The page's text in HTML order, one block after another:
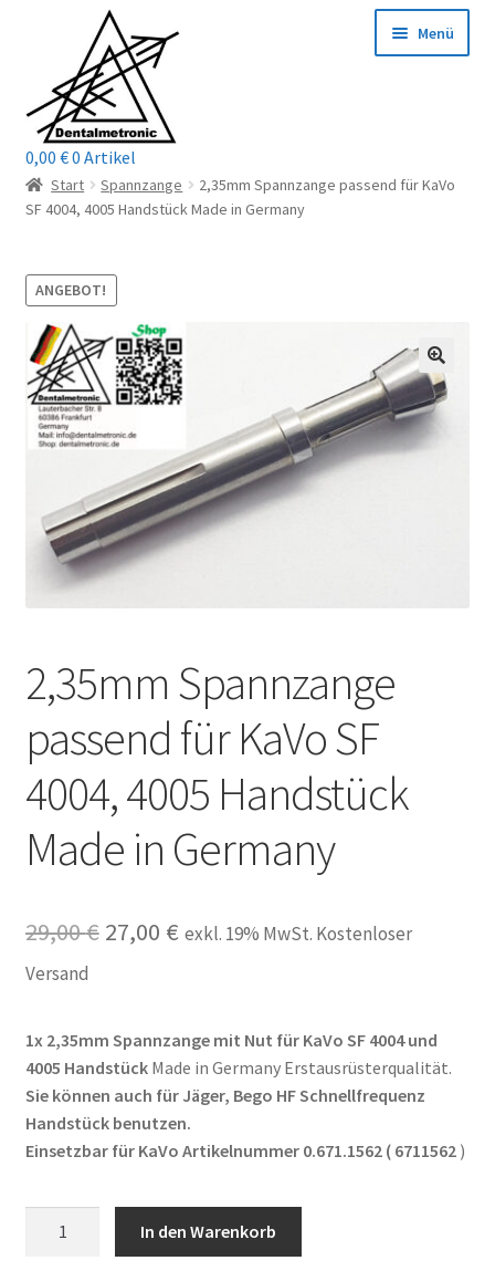
Navigation
springen
springen
Menü
Home
Mein Konto / Login
Kontakt
Reparaturservice
Unsere Firma
Warenkorb
0,00 €0 Artikel
Start Spannzange
2,35mm Spannzange passend für KaVo
SF 4004, 4005 Handstück Made in Germany
ANGEBOT!
2,35mm Spannzange
passend für KaVo SF
4004, 4005 Handstück
Made in Germany
29,00€ Ursprünglicher
29,00 €
27,00 €Aktueller
27,00 €.
exkl. 19% MwSt. Kostenloser
Versand
1x 2,35mm Spannzange mit Nut für KaVo SF 4004 und
4005 HandstückMade in Germany Erstausrüsterqualität.
Sie können auch für Jäger, Bego HF Schnellfrequenz
Handstück benutzen.
Einsetzbar für KaVo Artikelnummer 0.671.1562 ( 6711562)
In den Warenkorb